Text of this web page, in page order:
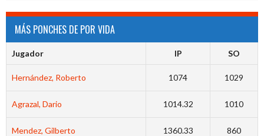
MÁS PONCHES DE POR VIDA
Jugador IP SO
Hernández, Roberto 1074 1029
Agrazal, Dario 1014.32 1010
Mendez, Gilberto 1360.33 860